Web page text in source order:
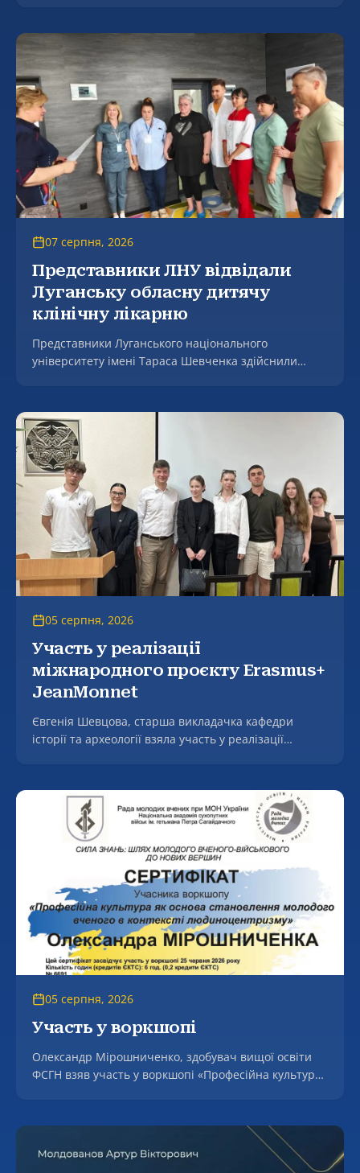
можливостями навчання.
07 серпня, 2026
Представники ЛНУ відвідали
Луганську обласну дитячу
клінічну лікарню
Представники Луганського національного
університету імені Тараса Шевченка здійснили
обласна дитяча клінічна лікарня», де зустрілися з
генеральним директором закладу, заслуженим
лікарем України Світланою Ошеко.
05 серпня, 2026
Участь у реалізації
міжнародного проєкту Erasmus+
JeanMonnet
Євгенія Шевцова, старша викладачка кафедри
історії та археології взяла участь у реалізації
сфері» (EUNDAS).
05 серпня, 2026
Участь у воркшопі
Олександр Мірошниченко, здобувач вищої освіти
ФСГН взяв участь у воркшопі «Професійна культура